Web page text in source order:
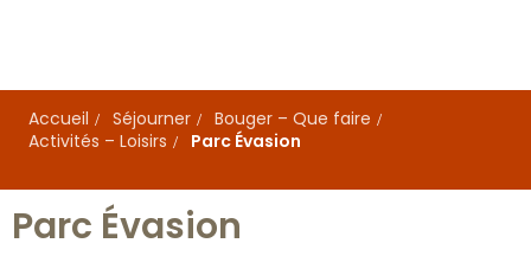
principal
Accueil
Séjourner
Bouger – Que faire
Activités – Loisirs
Parc Évasion
Parc Évasion